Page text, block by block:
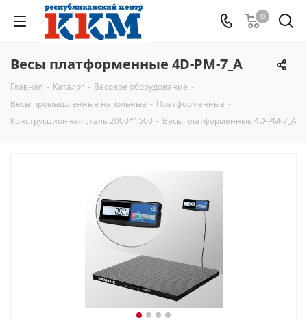
0
Весы платформенные 4D-PM-7_A
Главная - Каталог - Весовое оборудование -
Весы промышленные напольные - Платформенные -
Конструкционная сталь 2000*1500 - Весы платформенные 4D-PM-7_A